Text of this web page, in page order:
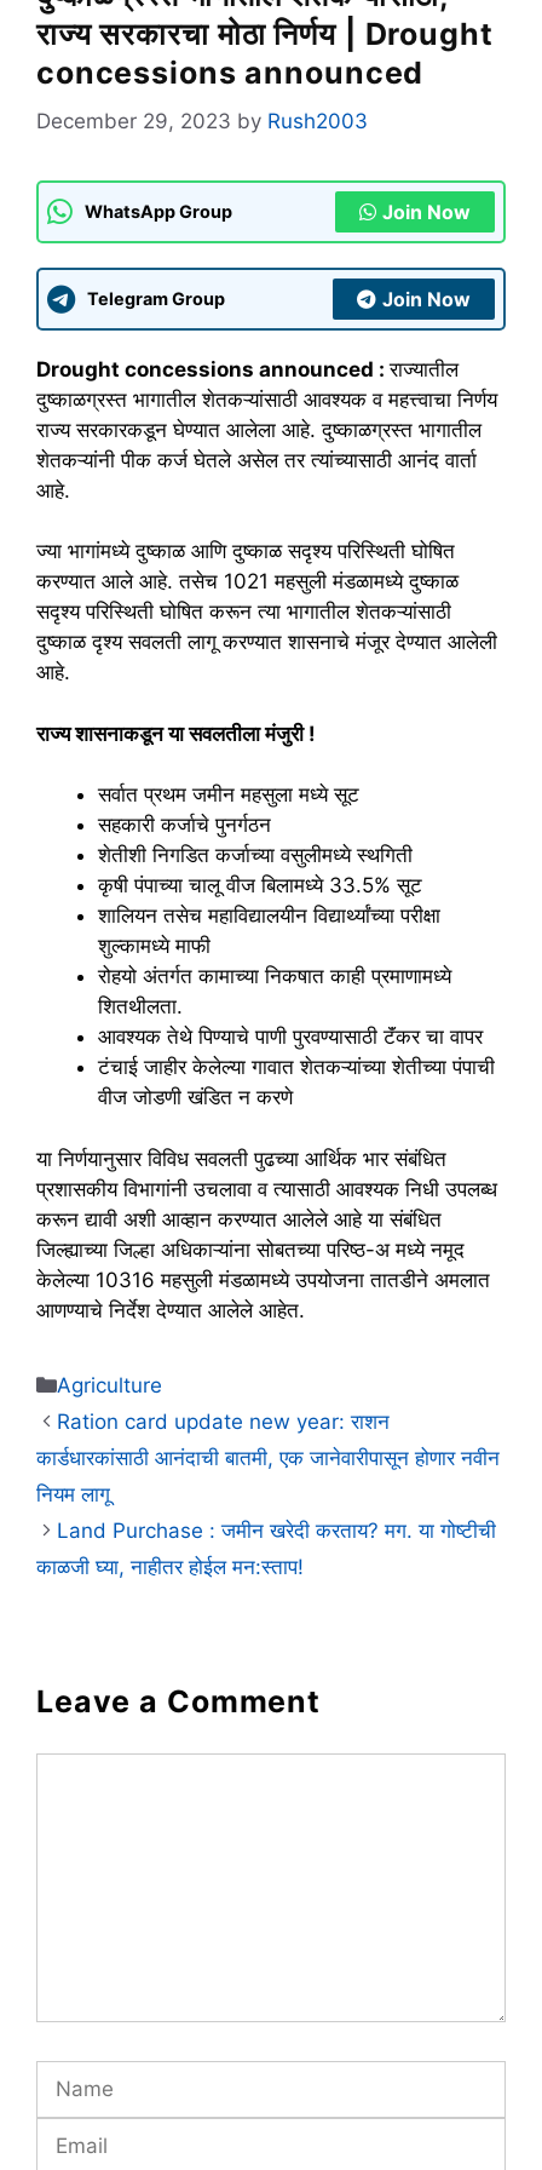
राज्य सरकारचा मोठा निर्णय | Drought
concessions announced
December 29, 2023 by Rush2003
WhatsApp Group Join Now
Telegram Group Join Now
Drought concessions announced :राज्यातील
दुष्काळग्रस्त भागातील शेतकऱ्यांसाठी आवश्यक व महत्त्वाचा निर्णय
राज्य सरकारकडून घेण्यात आलेला आहे. दुष्काळग्रस्त भागातील
शेतकऱ्यांनी पीक कर्ज घेतले असेल तर त्यांच्यासाठी आनंद वार्ता
आहे.
ज्या भागांमध्ये दुष्काळ आणि दुष्काळ सदृश्य परिस्थिती घोषित
करण्यात आले आहे. तसेच 1021 महसुली मंडळामध्ये दुष्काळ
सदृश्य परिस्थिती घोषित करून त्या भागातील शेतकऱ्यांसाठी
दुष्काळ दृश्य सवलती लागू करण्यात शासनाचे मंजूर देण्यात आलेली
आहे.
राज्य शासनाकडून या सवलतीला मंजुरी !
सर्वात प्रथम जमीन महसुला मध्ये सूट
सहकारी कर्जाचे पुनर्गठन
शेतीशी निगडित कर्जाच्या वसुलीमध्ये स्थगिती
कृषी पंपाच्या चालू वीज बिलामध्ये 33.5% सूट
शालियन तसेच महाविद्यालयीन विद्यार्थ्यांच्या परीक्षा
शुल्कामध्ये माफी
रोहयो अंतर्गत कामाच्या निकषात काही प्रमाणामध्ये
शितथीलता.
आवश्यक तेथे पिण्याचे पाणी पुरवण्यासाठी टॅंकर चा वापर
टंचाई जाहीर केलेल्या गावात शेतकऱ्यांच्या शेतीच्या पंपाची
वीज जोडणी खंडित न करणे
या निर्णयानुसार विविध सवलती पुढच्या आर्थिक भार संबंधित
प्रशासकीय विभागांनी उचलावा व त्यासाठी आवश्यक निधी उपलब्ध
करून द्यावी अशी आव्हान करण्यात आलेले आहे या संबंधित
जिल्ह्याच्या जिल्हा अधिकाऱ्यांना सोबतच्या परिष्ठ-अ मध्ये नमूद
केलेल्या 10316 महसुली मंडळामध्ये उपयोजना तातडीने अमलात
आणण्याचे निर्देश देण्यात आलेले आहेत.
Categories
Agriculture
Ration card update new year: राशन
कार्डधारकांसाठी आनंदाची बातमी, एक जानेवारीपासून होणार नवीन
नियम लागू
Land Purchase : जमीन खरेदी करताय? मग. या गोष्टीची
काळजी घ्या, नाहीतर होईल मन:स्ताप!
Leave a Comment
Name
Email